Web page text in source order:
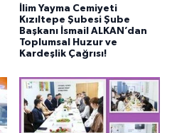
İlim Yayma Cemiyeti
Kızıltepe Şubesi Şube
Başkanı İsmail ALKAN’dan
Toplumsal Huzur ve
Kardeşlik Çağrısı!